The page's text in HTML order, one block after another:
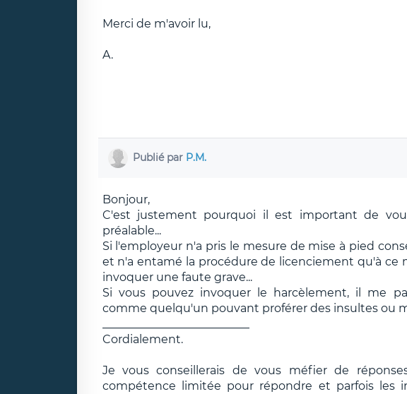
Merci de m'avoir lu,
A.
Publié par P.M.
Bonjour,
C'est justement pourquoi il est important de
préalable...
Si l'employeur n'a pris le mesure de mise à pied
et n'a entamé la procédure de licenciement qu'à ce
invoquer une faute grave...
Si vous pouvez invoquer le harcèlement, il me
comme quelqu'un pouvant proférer des insultes ou
Cordialement.
Je vous conseillerais de vous méfier de
compétence limitée pour répondre et parfois les